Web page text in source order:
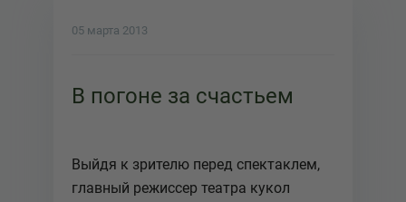
05 марта 2013
В погоне за счастьем
Выйдя к зрителю перед спектаклем,
главный режиссер театра кукол